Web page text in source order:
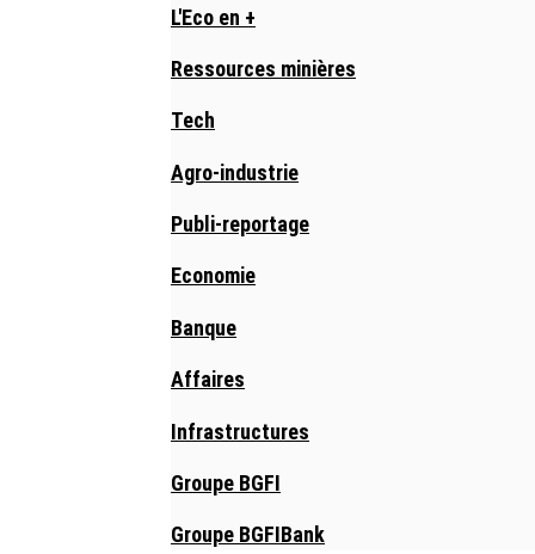
L'Eco en +
Ressources minières
Tech
Agro-industrie
Publi-reportage
Economie
Banque
Affaires
Infrastructures
Groupe BGFI
Groupe BGFIBank